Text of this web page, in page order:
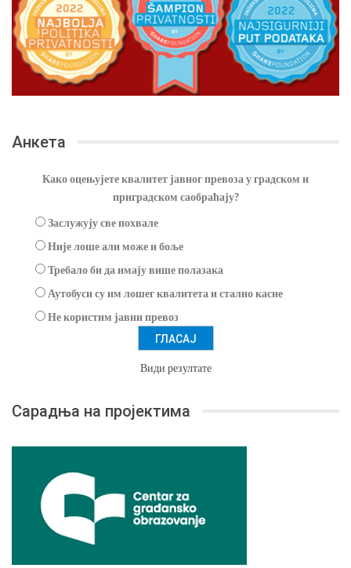
Анкета
Како оцењујете квалитет јавног превоза у градском и
приградском саобраћају?
Заслужују све похвале
Није лоше али може и боље
Требало би да имају више полазака
Аутобуси су им лошег квалитета и стално касне
Не користим јавни превоз
Види резултате
Сарадња на пројектима